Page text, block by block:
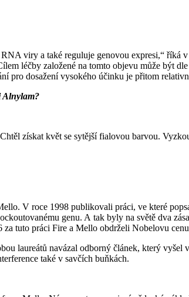
viry a také reguluje genovou expresi,“
léčby založené na tomto objevu může být
pro dosažení vysokého účinku je přitom
Alnylam?
získat květ se sytější fialovou barvou.
V roce 1998 publikovali práci, ve které
genu. A tak byly na světě dva
tuto práci Fire a Mello obdrželi Nobelovu
laureátů navázal odborný článek, který vyšel
také v savčích buňkách.